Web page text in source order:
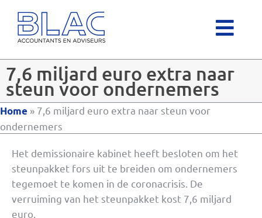
7,6 miljard euro extra naar
steun voor ondernemers
Home » 7,6 miljard euro extra naar steun voor
ondernemers
Het demissionaire kabinet heeft besloten om het
steunpakket fors uit te breiden om ondernemers
tegemoet te komen in de coronacrisis. De
verruiming van het steunpakket kost 7,6 miljard
euro.